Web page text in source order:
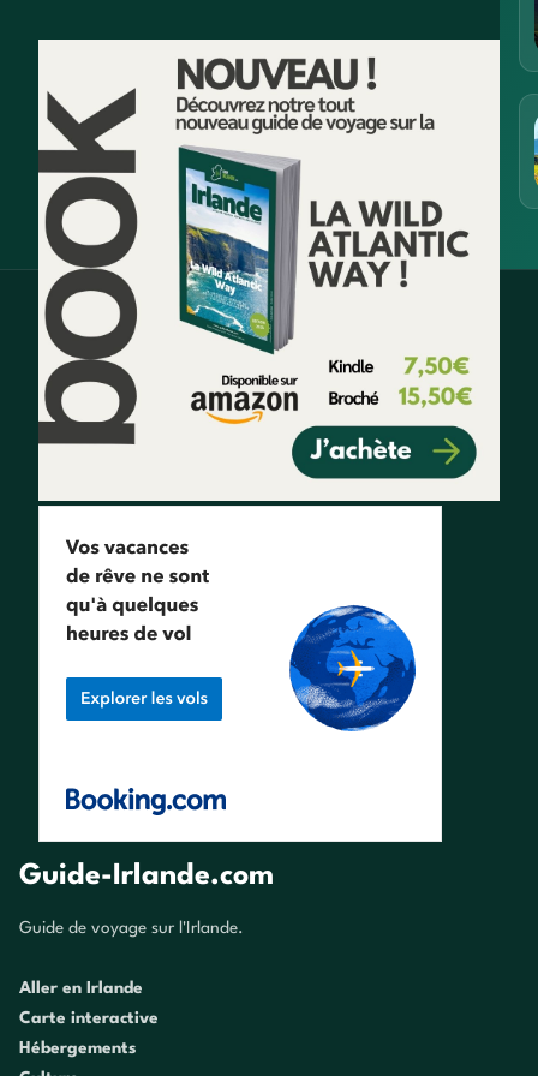
Guide-Irlande.com
Guide de voyage sur l'Irlande.
Aller en Irlande
Carte interactive
Hébergements